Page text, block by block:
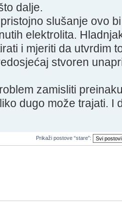
dalje.
slušanje ovo
elektrolita.
i mjeriti da utvrdim
stvoren
zamisliti
dugo može trajati. I
Prikaži postove “stare”: